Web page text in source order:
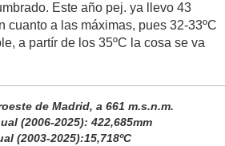
Este año pej. ya llevo 43
cuanto a las máximas, pues 32-33ºC
a partír de los 35ºC la cosa se va
de Madrid, a 661 m.s.n.m.
(2006-2025): 422,685mm
(2003-2025):15,718ºC